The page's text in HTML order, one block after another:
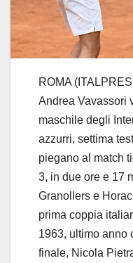
ROMA
Andrea Vavassori
maschile degli
azzurri, settima
piegano al match
3, in due ore e 17
Granollers e
prima coppia
1963, ultimo anno
finale, Nicola